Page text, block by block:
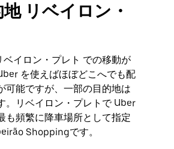
リベイロン・
イロン・プレト での移動が
を使えばほぼどこへでも配
可能ですが、一部の目的地は
。リベイロン・プレトで Uber
も頻繁に降車場所として指定
Shoppingです。